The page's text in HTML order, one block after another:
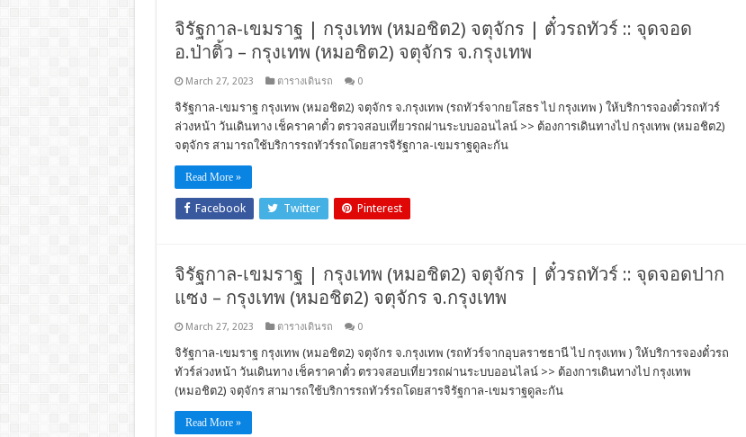
จิรัฐกาล-เขมราฐ | กรุงเทพ (หมอชิต2) จตุจักร | ตั๋วรถทัวร์ :: จุดจอด
อ.ป่าติ้ว – กรุงเทพ (หมอชิต2) จตุจักร จ.กรุงเทพ
March 27, 2023 ตารางเดินรถ 0
จิรัฐกาล-เขมราฐ กรุงเทพ (หมอชิต2) จตุจักร จ.กรุงเทพ (รถทัวร์จากยโสธร ไป กรุงเทพ ) ให้บริการจองตั๋วรถทัวร์
ล่วงหน้า วันเดินทาง เช็คราคาตั๋ว ตรวจสอบเที่ยวรถผ่านระบบออนไลน์ >> ต้องการเดินทางไป กรุงเทพ (หมอชิต2)
จตุจักร สามารถใช้บริการรถทัวร์รถโดยสารจิรัฐกาล-เขมราฐดูละกัน
Read More »
Facebook Twitter Pinterest
จิรัฐกาล-เขมราฐ | กรุงเทพ (หมอชิต2) จตุจักร | ตั๋วรถทัวร์ :: จุดจอดปาก
แซง – กรุงเทพ (หมอชิต2) จตุจักร จ.กรุงเทพ
March 27, 2023 ตารางเดินรถ 0
จิรัฐกาล-เขมราฐ กรุงเทพ (หมอชิต2) จตุจักร จ.กรุงเทพ (รถทัวร์จากอุบลราชธานี ไป กรุงเทพ ) ให้บริการจองตั๋วรถ
ทัวร์ล่วงหน้า วันเดินทาง เช็คราคาตั๋ว ตรวจสอบเที่ยวรถผ่านระบบออนไลน์ >> ต้องการเดินทางไป กรุงเทพ
(หมอชิต2) จตุจักร สามารถใช้บริการรถทัวร์รถโดยสารจิรัฐกาล-เขมราฐดูละกัน
Read More »